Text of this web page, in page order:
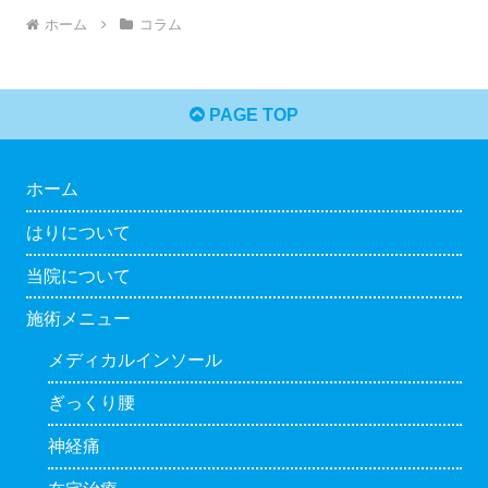
ホーム コラム
PAGE TOP
ホーム
はりについて
当院について
施術メニュー
メディカルインソール
ぎっくり腰
神経痛